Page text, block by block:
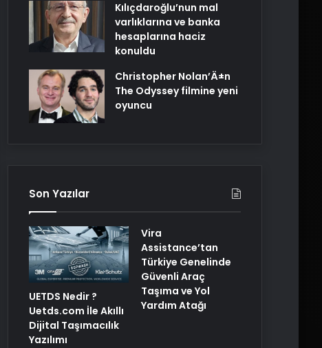
Kılıçdaroğlu’nun mal
varlıklarına ve banka
hesaplarına haciz
konuldu
Christopher Nolan’Ä±n
The Odyssey filmine yeni
oyuncu
Son Yazılar
UETDS Nedir ?
Uetds.com İle Akıllı
Dijital Taşımacılık
Yazılımı
Vira
Assistance’tan
Türkiye Genelinde
Güvenli Araç
Taşıma ve Yol
Yardım Atağı